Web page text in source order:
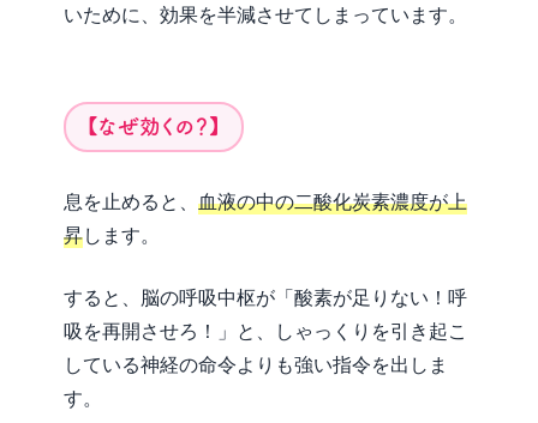
いために、効果を半減させてしまっています。
【なぜ効くの？】
息を止めると、 血液の中の二酸化炭素濃度が上
昇します。
すると、脳の呼吸中枢が「酸素が足りない！呼
吸を再開させろ！」と、しゃっくりを引き起こ
している神経の命令よりも強い指令を出しま
す。